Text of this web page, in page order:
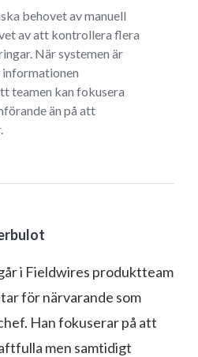
behovet av manuell
av att kontrollera flera
När systemen är
teamen kan fokusera
än på att
i Fieldwires produktteam
för närvarande som
Han fokuserar på att
men samtidigt